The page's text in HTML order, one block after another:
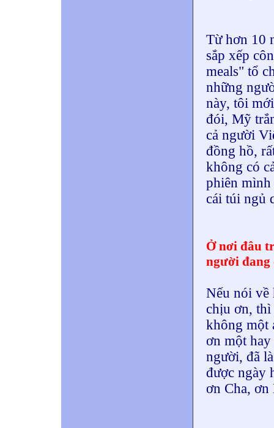
Từ hơn 10
sắp xếp
meals" tổ
những
này, tôi
đói, Mỹ
cả người
đồng hồ,
không có
phiên mình
cái túi ngủ
Ở nơi đâu
người đang
Nếu nói về
chịu ơn, thì
không một
ơn một
người, đã
được ngày
ơn Cha, ơn